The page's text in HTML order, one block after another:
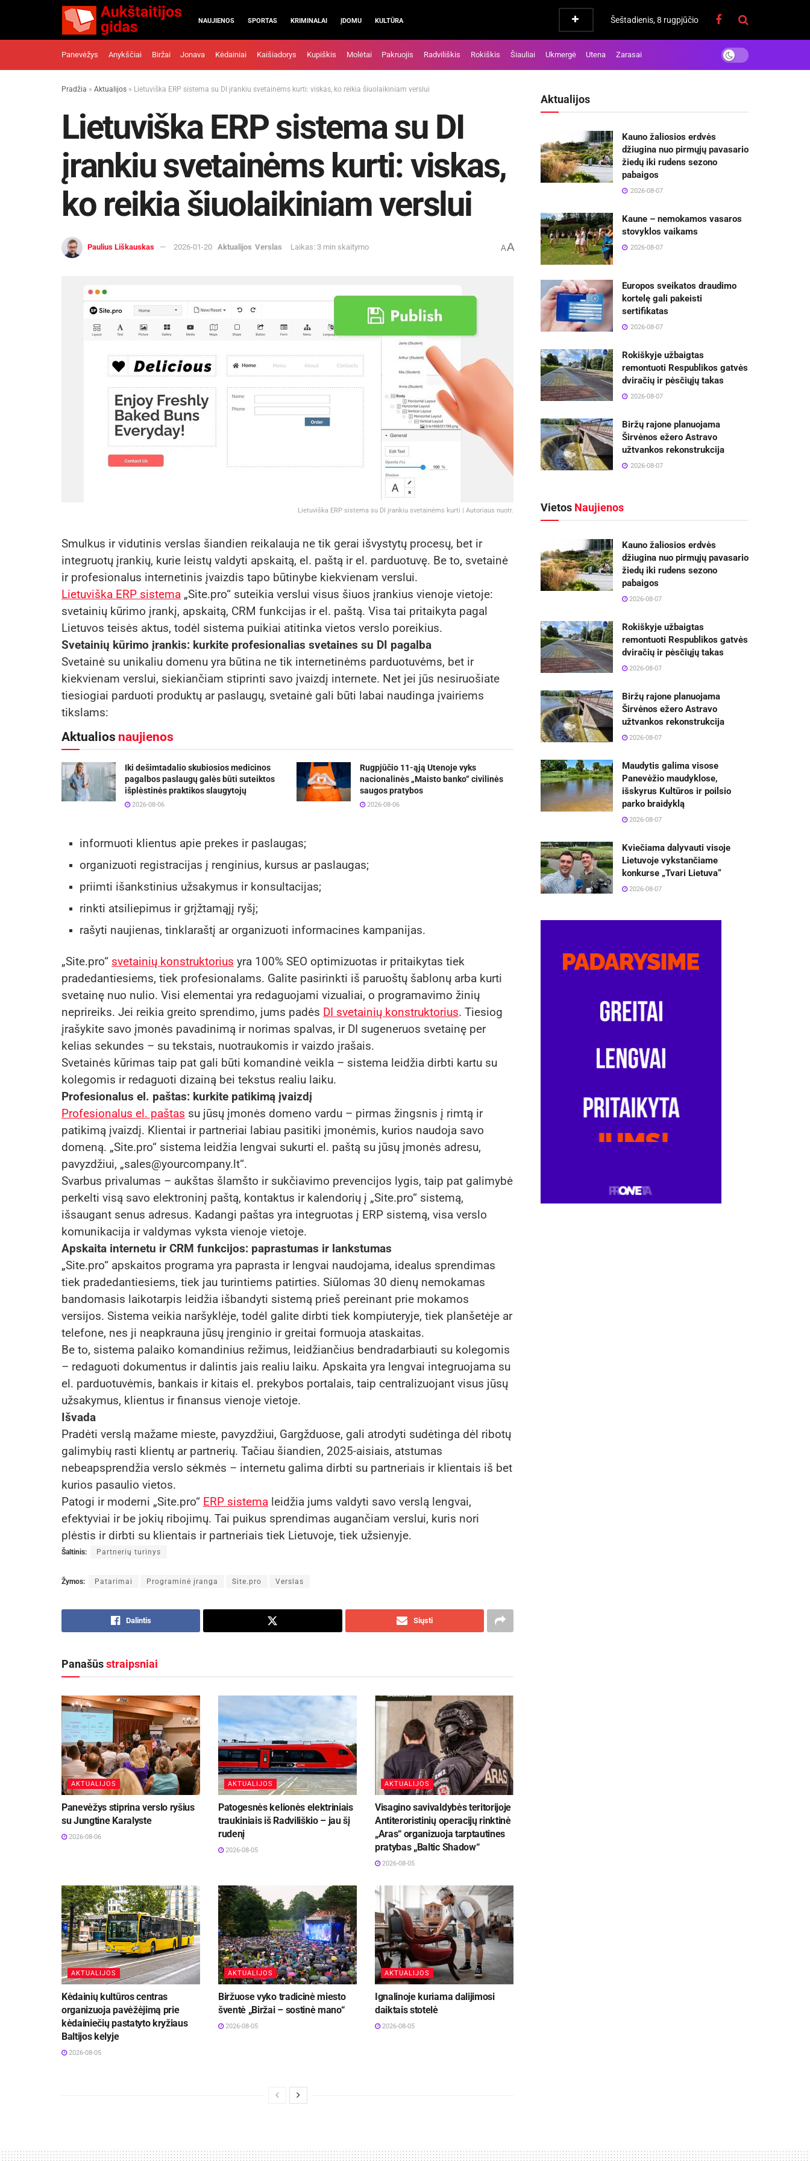
NAUJIENOS SPORTAS KRIMINALAI ĮDOMU KULTŪRA Šeštadienis, 8 rugpjūčio
Panevėžys Anykščiai Biržai Jonava Kėdainiai Kaišiadorys Kupiškis Molėtai Pakruojis Radviliškis Rokiškis Šiauliai Ukmergė Utena Zarasai
Pradžia » Aktualijos » Lietuviška ERP sistema su DI įrankiu svetainėms kurti: viskas, ko reikia šiuolaikiniam verslui
Lietuviška ERP sistema su DI
įrankiu svetainėms kurti: viskas,
ko reikia šiuolaikiniam verslui
Paulius Liškauskas 2026-01-20 Aktualijos Verslas Laikas: 3 min skaitymo AA
Lietuviška ERP sistema su DI įrankiu svetainėms kurti | Autoriaus nuotr.
Smulkus ir vidutinis verslas šiandien reikalauja ne tik gerai išvystytų procesų, bet ir
integruotų įrankių, kurie leistų valdyti apskaitą, el. paštą ir el. parduotuvę. Be to, svetainė
ir profesionalus internetinis įvaizdis tapo būtinybe kiekvienam verslui.
Lietuviška ERP sistema „Site.pro“ suteikia verslui visus šiuos įrankius vienoje vietoje:
svetainių kūrimo įrankį, apskaitą, CRM funkcijas ir el. paštą. Visa tai pritaikyta pagal
Lietuvos teisės aktus, todėl sistema puikiai atitinka vietos verslo poreikius.
Svetainių kūrimo įrankis: kurkite profesionalias svetaines su DI pagalba
Svetainė su unikaliu domenu yra būtina ne tik internetinėms parduotuvėms, bet ir
kiekvienam verslui, siekiančiam stiprinti savo įvaizdį internete. Net jei jūs nesiruošiate
tiesiogiai parduoti produktų ar paslaugų, svetainė gali būti labai naudinga įvairiems
tikslams:
Aktualios naujienos
Iki dešimtadalio skubiosios medicinos
pagalbos paslaugų galės būti suteiktos
išplėstinės praktikos slaugytojų
2026-08-06
Rugpjūčio 11-ąją Utenoje vyks
nacionalinės „Maisto banko“ civilinės
saugos pratybos
2026-08-06
informuoti klientus apie prekes ir paslaugas;
organizuoti registracijas į renginius, kursus ar paslaugas;
priimti išankstinius užsakymus ir konsultacijas;
rinkti atsiliepimus ir grįžtamąjį ryšį;
rašyti naujienas, tinklaraštį ar organizuoti informacines kampanijas.
„Site.pro“ svetainių konstruktorius yra 100% SEO optimizuotas ir pritaikytas tiek
pradedantiesiems, tiek profesionalams. Galite pasirinkti iš paruoštų šablonų arba kurti
svetainę nuo nulio. Visi elementai yra redaguojami vizualiai, o programavimo žinių
neprireiks. Jei reikia greito sprendimo, jums padės DI svetainių konstruktorius. Tiesiog
įrašykite savo įmonės pavadinimą ir norimas spalvas, ir DI sugeneruos svetainę per
kelias sekundes – su tekstais, nuotraukomis ir vaizdo įrašais.
Svetainės kūrimas taip pat gali būti komandinė veikla – sistema leidžia dirbti kartu su
kolegomis ir redaguoti dizainą bei tekstus realiu laiku.
Profesionalus el. paštas: kurkite patikimą įvaizdį
Profesionalus el. paštas su jūsų įmonės domeno vardu – pirmas žingsnis į rimtą ir
patikimą įvaizdį. Klientai ir partneriai labiau pasitiki įmonėmis, kurios naudoja savo
domeną. „Site.pro“ sistema leidžia lengvai sukurti el. paštą su jūsų įmonės adresu,
pavyzdžiui, „sales@yourcompany.lt“.
Svarbus privalumas – aukštas šlamšto ir sukčiavimo prevencijos lygis, taip pat galimybė
perkelti visą savo elektroninį paštą, kontaktus ir kalendorių į „Site.pro“ sistemą,
išsaugant senus adresus. Kadangi paštas yra integruotas į ERP sistemą, visa verslo
komunikacija ir valdymas vyksta vienoje vietoje.
Apskaita internetu ir CRM funkcijos: paprastumas ir lankstumas
„Site.pro“ apskaitos programa yra paprasta ir lengvai naudojama, idealus sprendimas
tiek pradedantiesiems, tiek jau turintiems patirties. Siūlomas 30 dienų nemokamas
bandomasis laikotarpis leidžia išbandyti sistemą prieš pereinant prie mokamos
versijos. Sistema veikia naršyklėje, todėl galite dirbti tiek kompiuteryje, tiek planšetėje ar
telefone, nes ji neapkrauna jūsų įrenginio ir greitai formuoja ataskaitas.
Be to, sistema palaiko komandinius režimus, leidžiančius bendradarbiauti su kolegomis
– redaguoti dokumentus ir dalintis jais realiu laiku. Apskaita yra lengvai integruojama su
el. parduotuvėmis, bankais ir kitais el. prekybos portalais, taip centralizuojant visus jūsų
užsakymus, klientus ir finansus vienoje vietoje.
Išvada
Pradėti verslą mažame mieste, pavyzdžiui, Gargžduose, gali atrodyti sudėtinga dėl ribotų
galimybių rasti klientų ar partnerių. Tačiau šiandien, 2025-aisiais, atstumas
nebeapsprendžia verslo sėkmės – internetu galima dirbti su partneriais ir klientais iš bet
kurios pasaulio vietos.
Patogi ir moderni „Site.pro“ ERP sistema leidžia jums valdyti savo verslą lengvai,
efektyviai ir be jokių ribojimų. Tai puikus sprendimas augančiam verslui, kuris nori
plėstis ir dirbti su klientais ir partneriais tiek Lietuvoje, tiek užsienyje.
Šaltinis: Partnerių turinys
Žymos: Patarimai Programinė įranga Site.pro Verslas
Dalintis Siųsti
Panašūsstraipsniai
AKTUALIJOS
Panevėžys stiprina verslo ryšius
su Jungtine Karalyste
2026-08-06
AKTUALIJOS
Patogesnės kelionės elektriniais
traukiniais iš Radviliškio – jau šį
rudenį
2026-08-05
AKTUALIJOS
Visagino savivaldybės teritorijoje
Antiteroristinių operacijų rinktinė
„Aras“ organizuoja tarptautines
pratybas „Baltic Shadow“
2026-08-05
AKTUALIJOS
Kėdainių kultūros centras
organizuoja pavėžėjimą prie
kėdainiečių pastatyto kryžiaus
Baltijos kelyje
2026-08-05
AKTUALIJOS
Biržuose vyko tradicinė miesto
šventė „Biržai – sostinė mano“
2026-08-05
AKTUALIJOS
Ignalinoje kuriama dalijimosi
daiktais stotelė
2026-08-05
Aktualijos
Kauno žaliosios erdvės
džiugina nuo pirmųjų pavasario
žiedų iki rudens sezono
pabaigos
2026-08-07
Kaune – nemokamos vasaros
stovyklos vaikams
2026-08-07
Europos sveikatos draudimo
kortelę gali pakeisti
sertifikatas
2026-08-07
Rokiškyje užbaigtas
remontuoti Respublikos gatvės
dviračių ir pėsčiųjų takas
2026-08-07
Biržų rajone planuojama
Širvėnos ežero Astravo
užtvankos rekonstrukcija
2026-08-07
Vietos Naujienos
Kauno žaliosios erdvės
džiugina nuo pirmųjų pavasario
žiedų iki rudens sezono
pabaigos
2026-08-07
Rokiškyje užbaigtas
remontuoti Respublikos gatvės
dviračių ir pėsčiųjų takas
2026-08-07
Biržų rajone planuojama
Širvėnos ežero Astravo
užtvankos rekonstrukcija
2026-08-07
Maudytis galima visose
Panevėžio maudyklose,
išskyrus Kultūros ir poilsio
parko braidyklą
2026-08-07
Kviečiama dalyvauti visoje
Lietuvoje vykstančiame
konkurse „Tvari Lietuva“
2026-08-07